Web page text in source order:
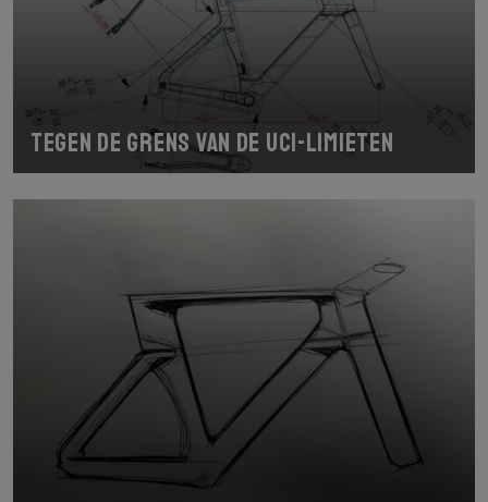
Tegen de grens van de UCI-limieten